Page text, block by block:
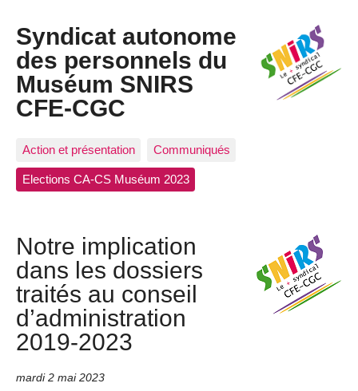
Syndicat autonome
des personnels du
Muséum SNIRS
CFE-CGC
Action et présentation Communiqués
Elections CA-CS Muséum 2023
Notre implication
dans les dossiers
traités au conseil
d’administration
2019-2023
mardi 2 mai 2023